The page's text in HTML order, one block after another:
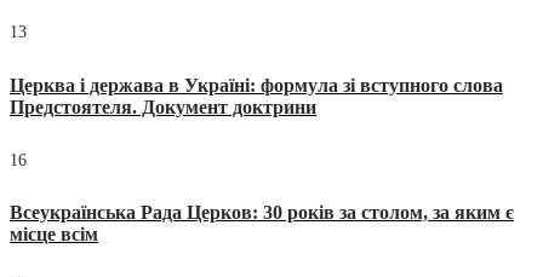
13
Церква і держава в Україні: формула зі вступного слова
Предстоятеля. Документ доктрини
16
Всеукраїнська Рада Церков: 30 років за столом, за яким є
місце всім